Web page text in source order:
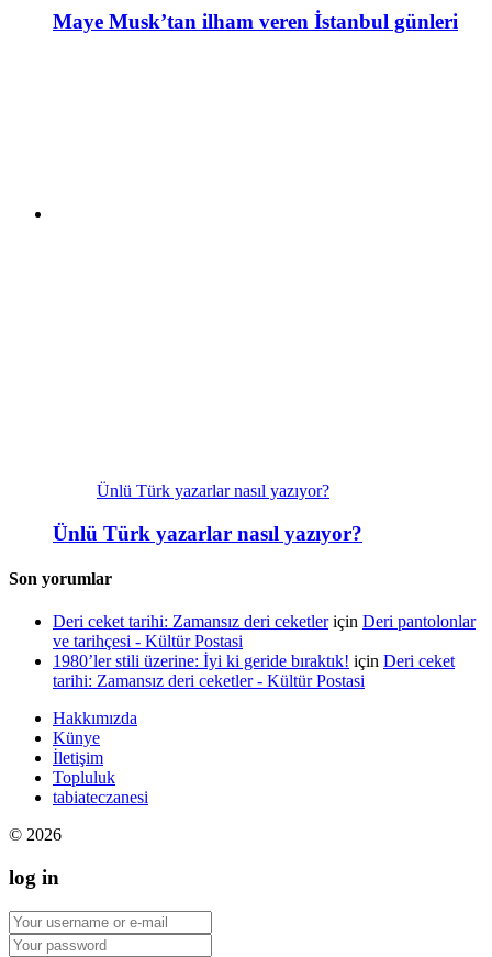
Maye Musk’tan ilham veren İstanbul günleri
Ünlü Türk yazarlar nasıl yazıyor?
Ünlü Türk yazarlar nasıl yazıyor?
Son yorumlar
Deri ceket tarihi: Zamansız deri ceketleriçin Deri pantolonlar
ve tarihçesi - Kültür Postasi
1980’ler stili üzerine: İyi ki geride bıraktık! için Deri ceket
tarihi: Zamansız deri ceketler - Kültür Postasi
Hakkımızda
Künye
İletişim
Topluluk
tabiateczanesi
© 2026
log in